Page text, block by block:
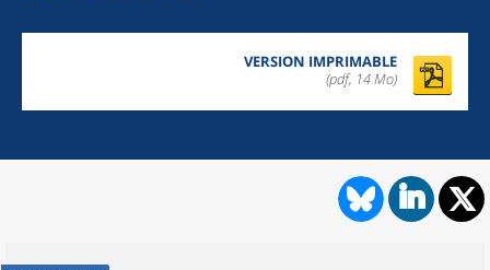
VERSION IMPRIMABLE
(pdf, 14 Mo)